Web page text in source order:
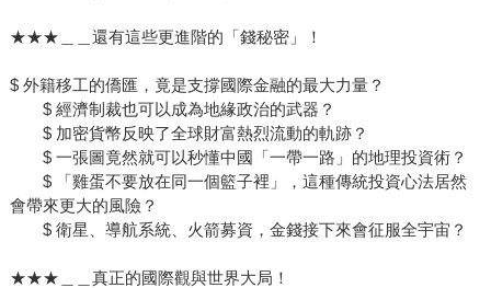
★★★＿＿還有這些更進階的「錢秘密」！
$ 外籍移工的僑匯，竟是支撐國際金融的最大力量？
$ 經濟制裁也可以成為地緣政治的武器？
$ 加密貨幣反映了全球財富熱烈流動的軌跡？
$ 一張圖竟然就可以秒懂中國「一帶一路」的地理投資術？
$ 「雞蛋不要放在同一個籃子裡」，這種傳統投資心法居然
會帶來更大的風險？
$ 衛星、導航系統、火箭募資，金錢接下來會征服全宇宙？
★★★＿＿真正的國際觀與世界大局！